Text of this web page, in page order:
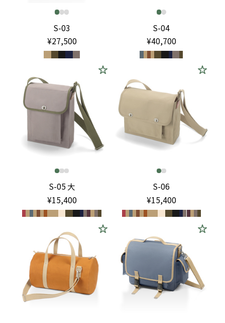
S-03
¥27,500
S-04
¥40,700
S-05 大
¥15,400
S-06
¥15,400